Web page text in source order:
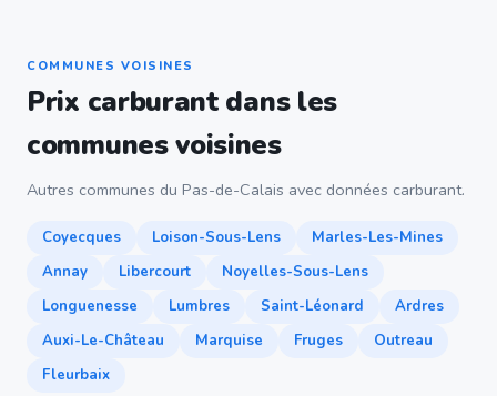
COMMUNES VOISINES
Prix carburant dans les
communes voisines
Autres communes du Pas-de-Calais avec données carburant.
Coyecques Loison-Sous-Lens
Marles-Les-Mines
Annay
Libercourt
Noyelles-Sous-Lens
Longuenesse
Lumbres Saint-Léonard
Ardres
Auxi-Le-Château
Marquise Fruges
Outreau
Fleurbaix